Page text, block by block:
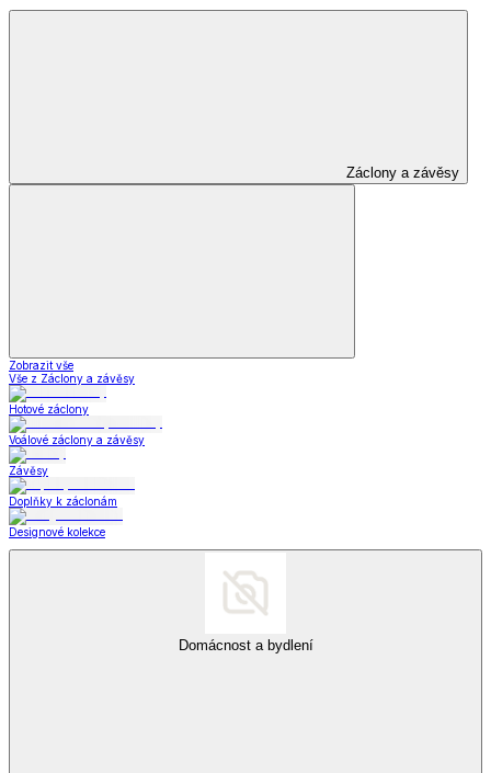
Záclony a závěsy
Zobrazit vše
Vše z Záclony a závěsy
Hotové záclony
Voálové záclony a závěsy
Závěsy
Doplňky k záclonám
Designové kolekce
Domácnost a bydlení